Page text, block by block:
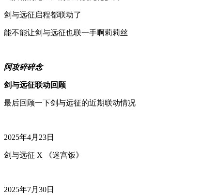
剑与远征启程都联动了
能不能让剑与远征也联一手啊莉莉丝
阿攻碎碎念
剑与远征联动回顾
最后回顾一下剑与远征的近期联动情况
2025年4月23日
剑与远征 X 《迷宫饭》
2025年7月30日